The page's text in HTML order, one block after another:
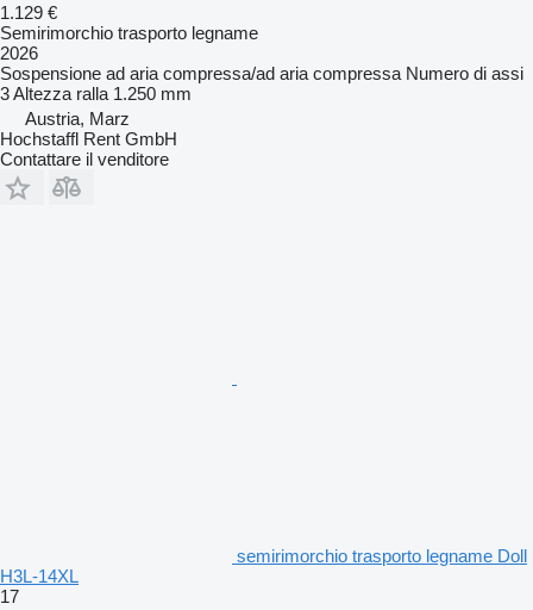
1.129 €
Semirimorchio trasporto legname
2026
Sospensione ad aria compressa/ad aria compressa Numero di assi
3Altezza ralla 1.250 mm
Austria, Marz
Hochstaffl Rent GmbH
Contattare il venditore
semirimorchio trasporto legname Doll
H3L-14XL
17